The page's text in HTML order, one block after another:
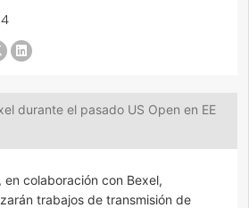
durante el pasado US Open en EE
en colaboración con Bexel,
trabajos de transmisión de